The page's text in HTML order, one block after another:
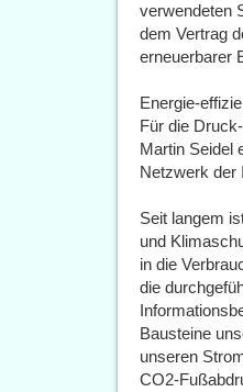
verwendeten
dem Vertrag
erneuerbarer
Energie-
Für die
Martin Seidel
Netzwerk der
Seit langem
und
in die
die
Bausteine
unseren
CO2-